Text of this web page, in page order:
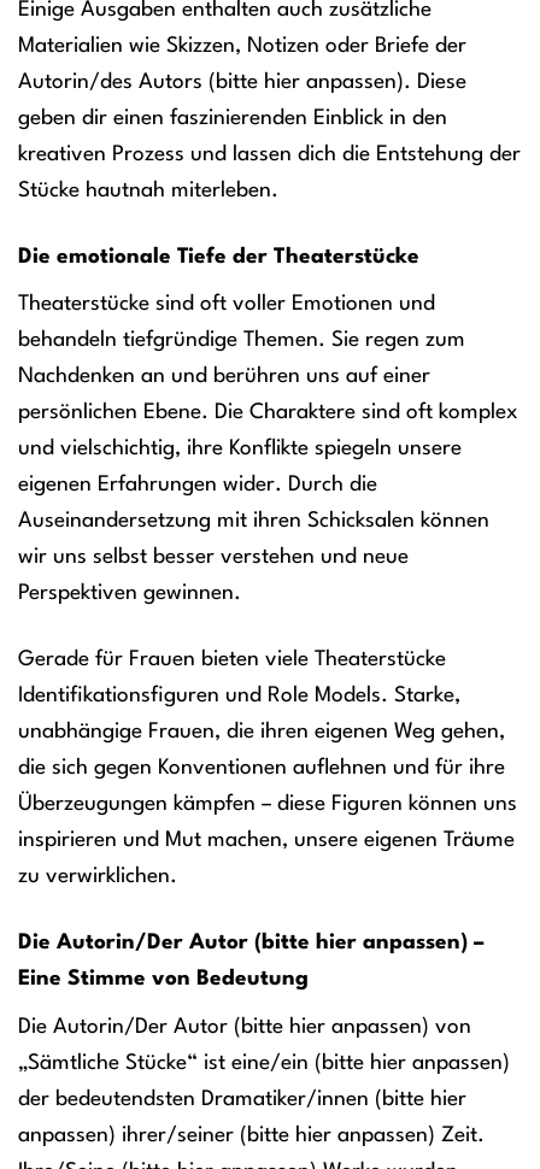
Einige Ausgaben enthalten auch zusätzliche
Materialien wie Skizzen, Notizen oder Briefe der
Autorin/des Autors (bitte hier anpassen). Diese
geben dir einen faszinierenden Einblick in den
kreativen Prozess und lassen dich die Entstehung der
Stücke hautnah miterleben.
Die emotionale Tiefe der Theaterstücke
Theaterstücke sind oft voller Emotionen und
behandeln tiefgründige Themen. Sie regen zum
Nachdenken an und berühren uns auf einer
persönlichen Ebene. Die Charaktere sind oft komplex
und vielschichtig, ihre Konflikte spiegeln unsere
eigenen Erfahrungen wider. Durch die
Auseinandersetzung mit ihren Schicksalen können
wir uns selbst besser verstehen und neue
Perspektiven gewinnen.
Gerade für Frauen bieten viele Theaterstücke
Identifikationsfiguren und Role Models. Starke,
unabhängige Frauen, die ihren eigenen Weg gehen,
die sich gegen Konventionen auflehnen und für ihre
Überzeugungen kämpfen – diese Figuren können uns
inspirieren und Mut machen, unsere eigenen Träume
zu verwirklichen.
Die Autorin/Der Autor (bitte hier anpassen) –
Eine Stimme von Bedeutung
Die Autorin/Der Autor (bitte hier anpassen) von
„Sämtliche Stücke“ ist eine/ein (bitte hier anpassen)
der bedeutendsten Dramatiker/innen (bitte hier
anpassen) ihrer/seiner (bitte hier anpassen) Zeit.